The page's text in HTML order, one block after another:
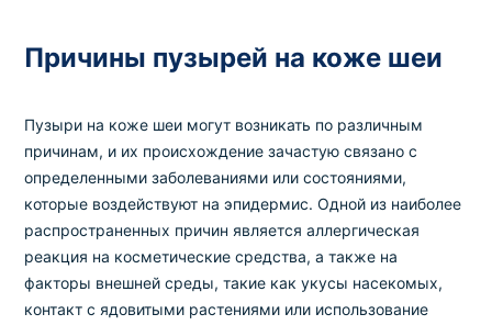
Причины пузырей на коже шеи
Пузыри на коже шеи могут возникать по различным
причинам, и их происхождение зачастую связано с
определенными заболеваниями или состояниями,
которые воздействуют на эпидермис. Одной из наиболее
распространенных причин является аллергическая
реакция на косметические средства, а также на
факторы внешней среды, такие как укусы насекомых,
контакт с ядовитыми растениями или использование